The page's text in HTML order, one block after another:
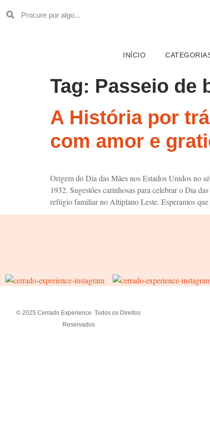
INÍCIO
Tag: Passeio de
A História por
com amor e
Origem do Dia das Mães nos Estados Unidos no
1932. Sugestões carinhosas para celebrar o Dia
refúgio familiar no Altiplano Leste. Esperamos que
© 2025 Cerrado Experience. Todos os Direitos
Reservados